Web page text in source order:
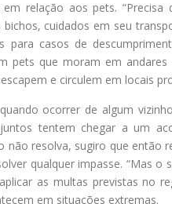
relação aos pets.
cuidados em seu
para casos de
pets que moram em andares
e circulem em locais
ocorrer de algum
tentem chegar a um
não resolva, sugiro que então
qualquer impasse. “Mas
as multas previstas no
em situações extremas.